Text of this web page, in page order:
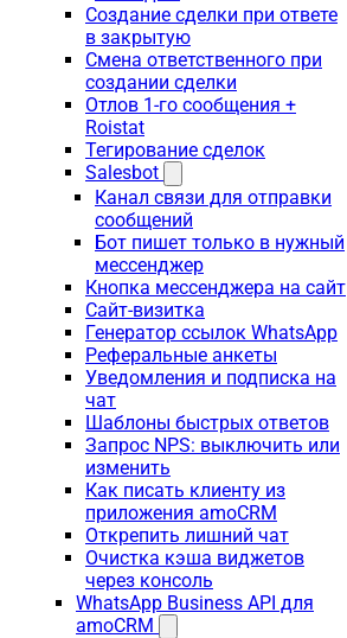
Создание сделки при ответе
в закрытую
Смена ответственного при
создании сделки
Отлов 1-го сообщения +
Roistat
Тегирование сделок
Salesbot
Канал связи для отправки
сообщений
Бот пишет только в нужный
мессенджер
Кнопка мессенджера на сайт
Сайт-визитка
Генератор ссылок WhatsApp
Реферальные анкеты
Уведомления и подписка на
чат
Шаблоны быстрых ответов
Запрос NPS: выключить или
изменить
Как писать клиенту из
приложения amoCRM
Открепить лишний чат
Очистка кэша виджетов
через консоль
WhatsApp Business API для
amoCRM